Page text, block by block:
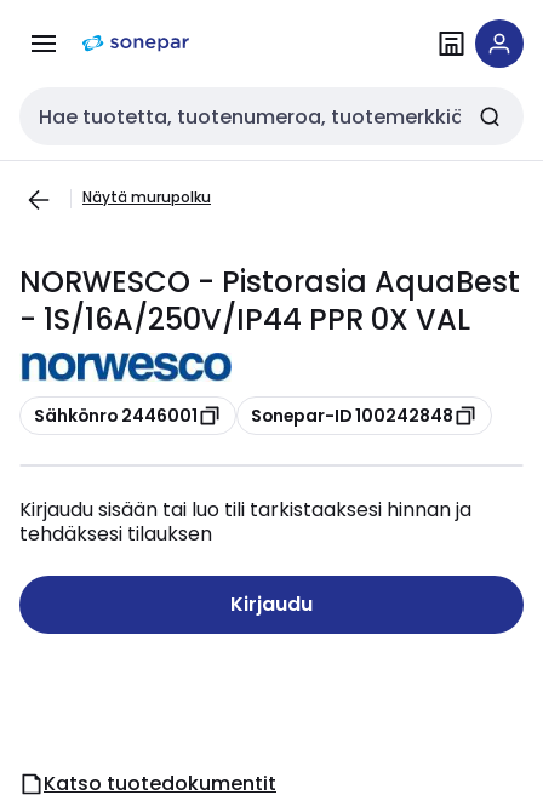
navigointiinsisältöön
Haku
Näytä murupolku
NORWESCO - Pistorasia AquaBest
- 1S/16A/250V/IP44 PPR 0X VAL
Kopioi
Sähkönro 2446001 Kopioi
Sonepar-ID 100242848
Kirjaudu sisään tai luo tili tarkistaaksesi hinnan ja
tehdäksesi tilauksen
Kirjaudu
Katso tuotedokumentit